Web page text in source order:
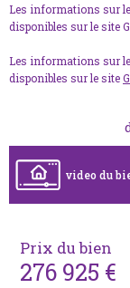
Les informations sur
disponibles sur le site
Les informations sur
disponibles sur le site
video du
Prix du bien
276 925 €